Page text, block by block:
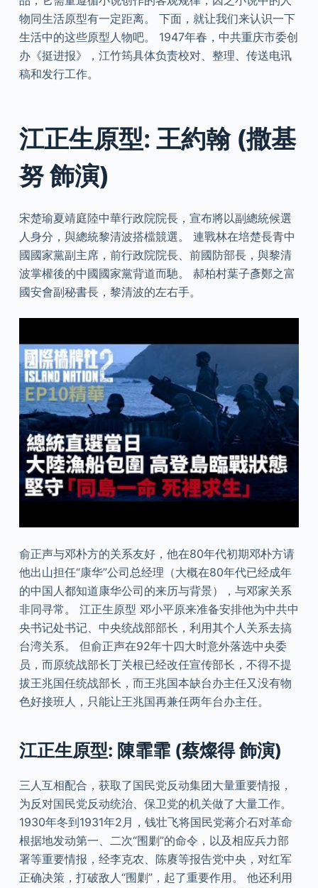
物同生活原型有一定距离。 下面，就让我们来认识一下
生活中的这些原型人物吧。 1947年春，中共重庆市委创
办《挺进报》，江竹筠具体负责校对、整理、传送电讯
稿和发行工作。
江正生原型: 王約翰 (撒基
努 飾演)
宋楚瑜夏靖庭陸中華行政院院長，宣布將以副總統候選
人身分，與總統黎清波搭檔競選。 連戰林在培楚長青中
國國家黨副主席，前行政院院長、前國防部長，與黎清
波掌權後的中國國家黨背道而馳。 郝柏村葉子彥鄭之富
國安會副秘書長，黎清波的左右手。
俞正声与邓朴方的关系友好，他在80年代初期邓朴方请
他出山担任“康华”公司总经理（大概在80年代已经成年
的中国人都知道康华公司的来历与背景），与邓家关系
非同寻常。 江正生原型 邓小平原来准备安排他为中共中
央书记处书记、中央统战部部长，利用其个人关系去搞
台湾关系。 但俞正声在92年十四大时意外落选中央委
员，而原统战部长丁关根已经改任宣传部长，不得不提
拔王兆国任统战部长，而王兆国本缺台办主任又没有物
色好接班人，只能让王兆国再兼任两年台办主任。
江正生原型: 陳霏霏 (蔡燦得 飾演)
三人互相配合，获取了国民党反动集团大量重要情报，
为反对国民党反动统治、保卫党的机关做了大量工作。
1930年冬到1931年2月，钱壮飞将国民党蒋介石对革命
根据地发动第一、二次“围剿”的命令，以及相应兵力部
署等重要情报，经李克农、陈赓等报告党中央，对红军
正确决策，打破敌人“围剿”，起了重要作用。 他还利用